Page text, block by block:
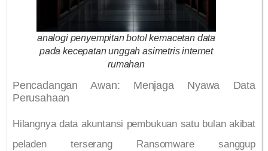
analogi penyempitan botol kemacetan data
pada kecepatan unggah asimetris internet
rumahan
Pencadangan Awan: Menjaga Nyawa Data
Perusahaan
Hilangnya data akuntansi pembukuan satu bulan akibat
peladen terserang Ransomware sanggup